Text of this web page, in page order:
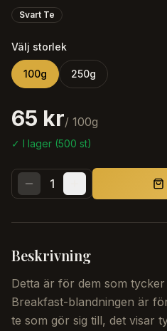
Svart Te
Välj storlek
100g 250g
65 kr/ 100g
✓ I lager (500 st)
1
Beskrivning
Detta är för dem som
Breakfast-blandningen är
te som gör sig till, det visar